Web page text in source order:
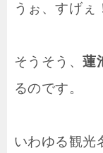
うぉ、すげぇ
そうそう、蓮
るのです。
いわゆる観光